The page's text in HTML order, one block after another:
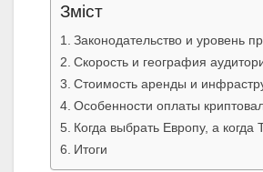
Зміст
Законодательство и уровень
Скорость и география
Стоимость аренды и
Особенности оплаты
Когда выбрать Европу, а когда
Итоги